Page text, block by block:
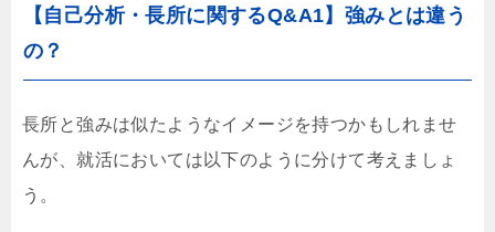
【自己分析・長所に関するQ&A1】強みとは違う
の？
長所と強みは似たようなイメージを持つかもしれませ
んが、就活においては以下のように分けて考えましょ
う。